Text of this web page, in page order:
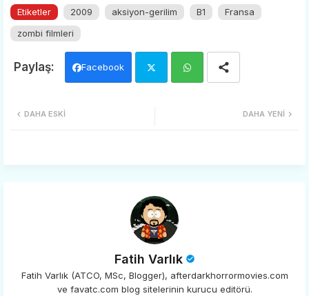
Etiketler 2009 aksiyon-gerilim B1
Fransa
zombi filmleri
Facebook
DAHA YENI
DAHA ESKI
Fatih Varlık
Fatih Varlık (ATCO, MSc, Blogger), afterdarkhorrormovies.com
ve favatc.com blog sitelerinin kurucu editörü.